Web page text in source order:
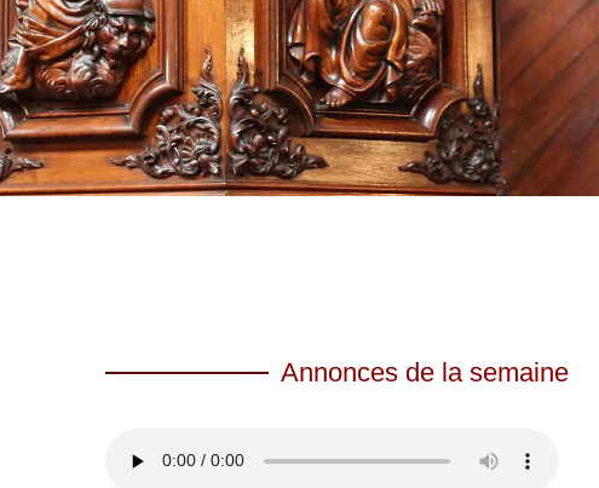
Annonces de la semaine